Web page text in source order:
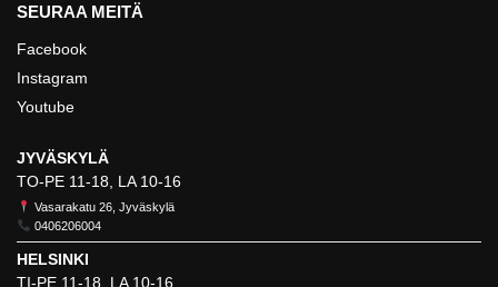
SEURAA MEITÄ
Facebook
Instagram
Youtube
JYVÄSKYLÄ
TO-PE 11-18, LA 10-16
Vasarakatu 26, Jyväskylä
0406206004
HELSINKI
TI-PE 11-18, LA 10-16